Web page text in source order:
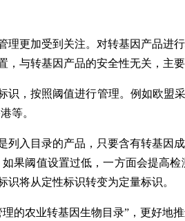
更加受到关注。对转基因产品
与转基因产品的安全性无关，主
，按照阈值进行管理。例如欧盟
等。
入目录的产品，只要含有转基
果阈值设置过低，一方面会提高
将从定性标识转变为定量标识。
的农业转基因生物目录”，更好地